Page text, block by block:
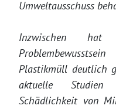
Umweltausschuss
Inzwischen
Plastikmüll deutlich
aktuelle
Schädlichkeit von